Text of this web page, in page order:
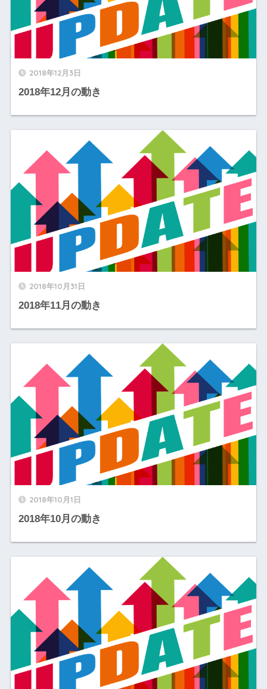
2018年12月3日
2018年12月の動き
2018年10月31日
2018年11月の動き
2018年10月1日
2018年10月の動き